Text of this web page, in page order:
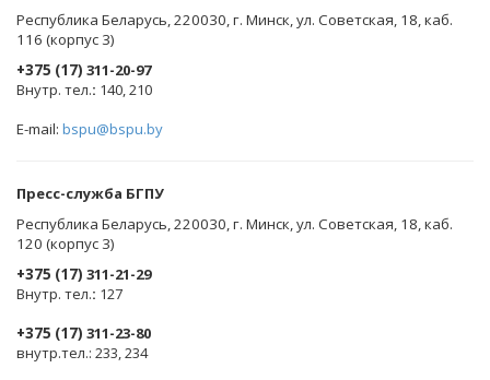
Республика Беларусь, 220030, г. Минск, ул. Советская, 18, каб.
116 (корпус 3)
+375 (17) 311-20-97
Внутр. тел.: 140, 210
E-mail: bspu@bspu.by
Пресс-служба БГПУ
Республика Беларусь, 220030, г. Минск, ул. Советская, 18, каб.
120 (корпус 3)
+375 (17) 311-21-29
Внутр. тел.: 127
+375 (17) 311-23-80
внутр.тел.: 233, 234